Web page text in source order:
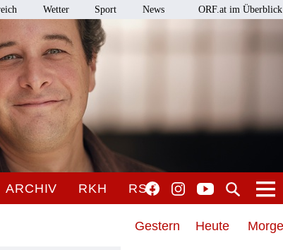
Wetter Sport News ORF.at im Überblick
ARCHIV RKH RSO
Gestern Heute